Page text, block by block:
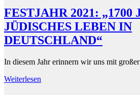
FESTJAHR 2021: „1700
JÜDISCHES LEBEN IN
DEUTSCHLAND“
In diesem Jahr erinnern wir uns mit
Weiterlesen